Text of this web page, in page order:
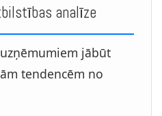
analīze
jābūt
tendencēm no